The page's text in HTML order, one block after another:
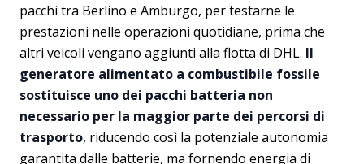
pacchi tra Berlino e Amburgo, per testarne le
prestazioni nelle operazioni quotidiane, prima che
altri veicoli vengano aggiunti alla flotta di DHL. Il
generatore alimentato a combustibile fossile
sostituisce uno dei pacchi batteria non
necessario per la maggior parte dei percorsi di
trasporto, riducendo così la potenziale autonomia
garantita dalle batterie, ma fornendo energia di